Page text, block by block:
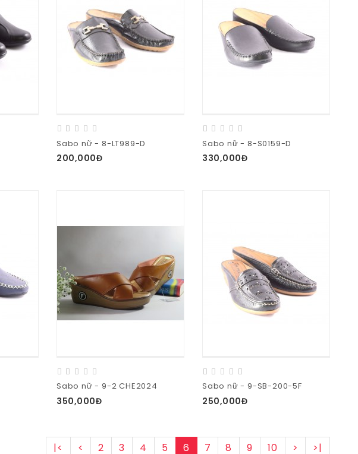
Sabo nữ - 8-LT989-D
200,000Đ
Sabo nữ - 8-S0159-D
330,000Đ
Sabo nữ - 9-2 CHE2024
350,000Đ
Sabo nữ - 9-SB-200-5F
250,000Đ
|< < 2 3 4 5 6 7 8 9 10 > >|